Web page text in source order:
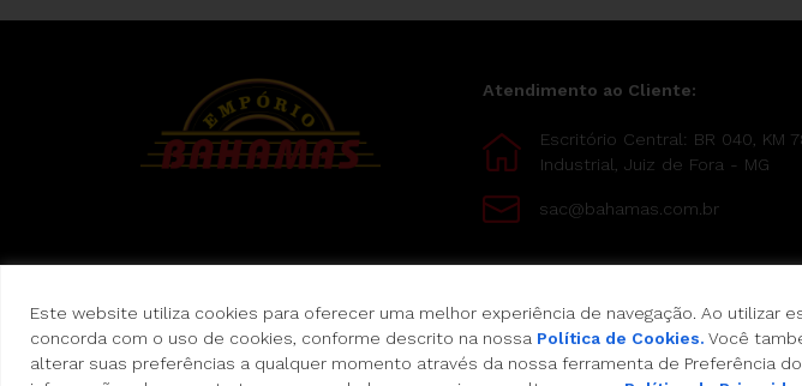
Este website utiliza cookies para oferecer uma melhor experiência de navegação. Ao utilizar
concorda com o uso de cookies, conforme descrito na nossa Política de Cookies. Você
alterar suas preferências a qualquer momento através da nossa ferramenta de Preferência
Atendimento ao Cliente:
Escritório Central: BR 040, KM
Industrial, Juiz de Fora - MG
sac@bahamas.com.br